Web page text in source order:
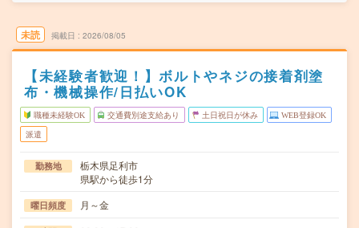
未読 掲載日 2026/08/05
【未経験者歓迎！】ボルトやネジの接着剤塗
布・機械操作/日払いOK
職種未経験OK 交通費別途支給あり 土日祝日が休み WEB登録OK
派遣
勤務地
栃木県足利市
県駅から徒歩1分
曜日頻度 月～金